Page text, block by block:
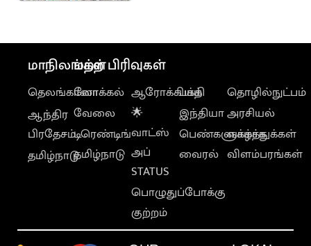
மாநிலங்கள்
தெலங்கானா
ஆந்திர
பிரதேசம்
தமிழ்நாடு
மற்ற பிரிவுகள்
லோக்கல்
வேலை
டிரெண்டிங்
தமிழ்நாடு
ஆரோக்கியம்
🌟
வாட்ஸ்
அப்
STATUS
பொழுதுப்போக்கு
குற்றம்
பக்தி
இந்தியா
பெண்களுக்காக
வைரல்
தொழில்நுட்பம்
அரசியல்
வாழ்த்துக்கள்
விளம்பரங்கள்